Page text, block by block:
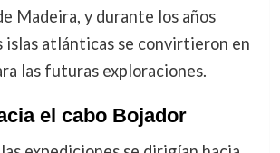
Madeira, y durante los años
islas atlánticas se convirtieron en
las futuras exploraciones.
el cabo Bojador